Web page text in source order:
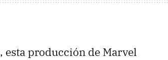
, esta producción de Marvel